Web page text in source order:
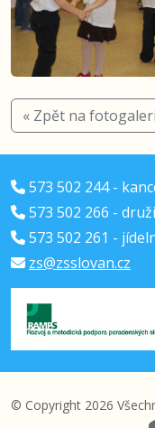
« Zpět na
573 502 244 -
573 502 266 -
573 502 261 -
zs@zsslovan.cz
© Copyright 2026